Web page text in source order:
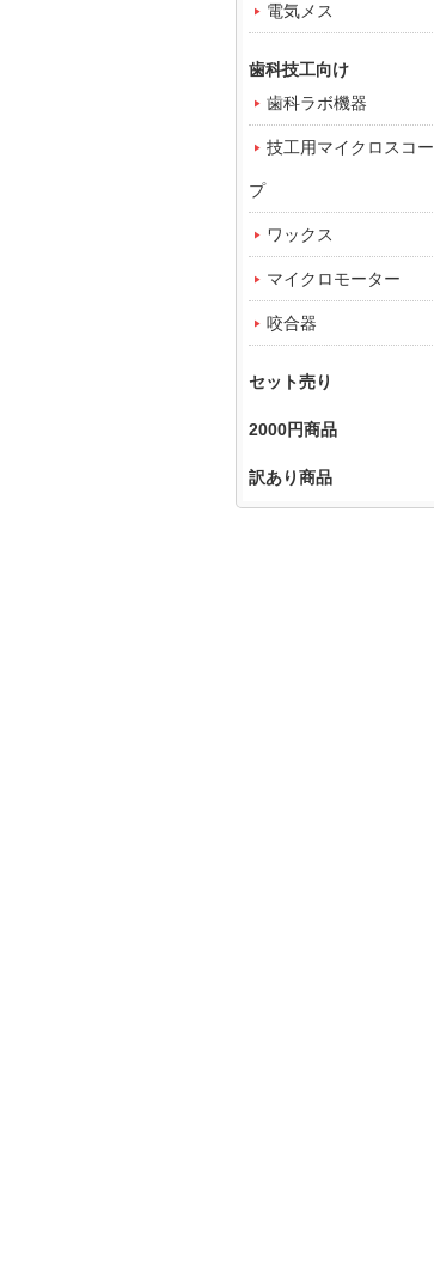
電気メス
歯科技工向け
歯科ラボ機器
技工用マイクロスコー
プ
ワックス
マイクロモーター
咬合器
セット売り
2000円商品
訳あり商品